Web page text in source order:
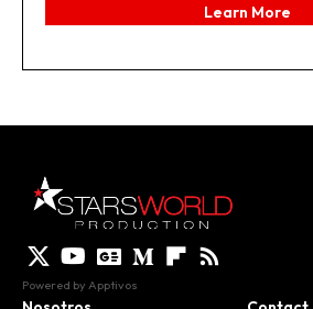
Learn More
Powered by Apptivos